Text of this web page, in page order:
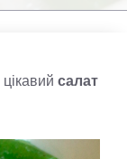
салат